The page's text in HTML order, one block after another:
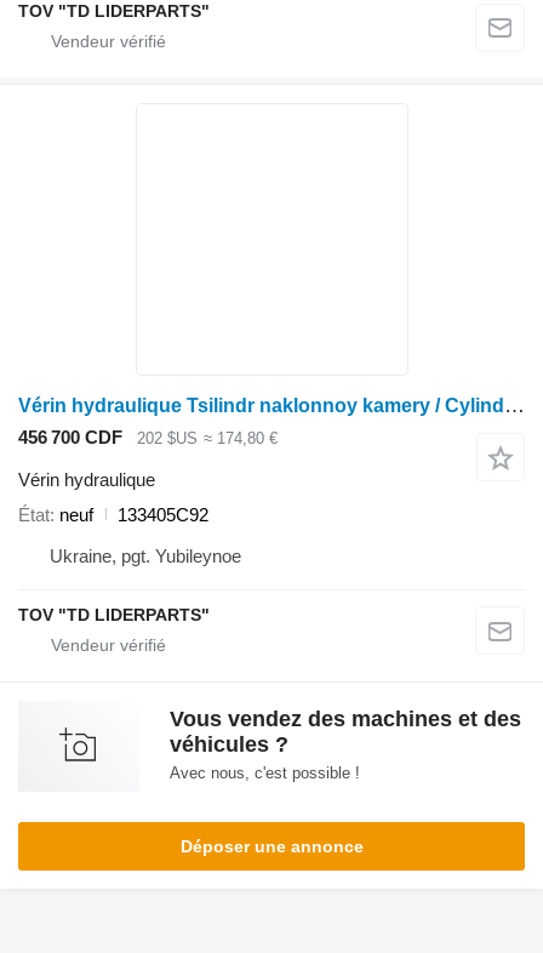
TOV "TD LIDERPARTS"
Vérin hydraulique Tsilindr naklonnoy kamery / Cylinder of an inclined chamber 133405C92 pour moissonneuse-batteuse Case IH
456 700 CDF 202 $US ≈ 174,80 €
Vérin hydraulique
État neuf
133405C92
Ukraine, pgt. Yubileynoe
TOV "TD LIDERPARTS"
Vous vendez des machines et des
véhicules ?
Avec nous, c'est possible !
Déposer une annonce